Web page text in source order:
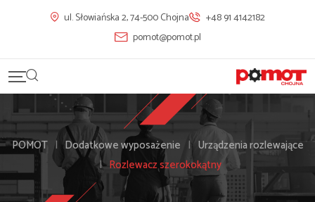
ul. Słowiańska 2, 74-500 Chojna
+48 91 4142182
pomot@pomot.pl
POMOT | Dodatkowe wyposażenie | Urządzenia rozlewające
| Rozlewacz szerokokątny